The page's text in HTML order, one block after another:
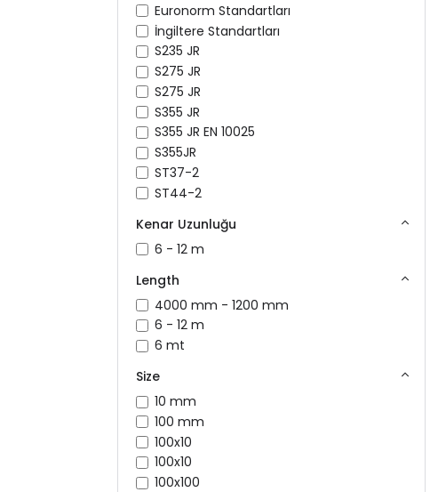
Euronorm Standartları
İngiltere Standartları
S235 JR
S275 JR
S275 JR
S355 JR
S355 JR EN 10025
S355JR
ST37-2
ST44-2
Kenar Uzunluğu
6 - 12 m
Length
4000 mm - 1200 mm
6 - 12 m
6 mt
Size
10 mm
100 mm
100x10
100x10
100x100